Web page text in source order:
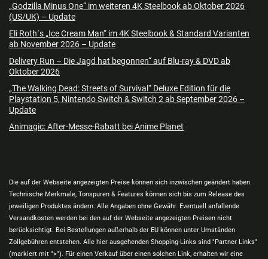
„Godzilla Minus One“ im weiteren 4K Steelbook ab Oktober 2026
(US/UK) – Update
Eli Roth´s „Ice Cream Man“ im 4K Steelbook & Standard Varianten
ab November 2026 – Update
Delivery Run – Die Jagd hat begonnen“ auf Blu-ray & DVD ab
Oktober 2026
„The Walking Dead: Streets of Survival“ Deluxe Edition für die
Playstation 5, Nintendo Switch & Switch 2 ab September 2026 –
Update
Animagic: After-Messe-Rabatt bei Anime Planet
Die auf der Webseite angezeigten Preise können sich inzwischen geändert haben.
Technische Merkmale, Tonspuren & Features können sich bis zum Release des
jeweiligen Produktes ändern. Alle Angaben ohne Gewähr. Eventuell anfallende
Versandkosten werden bei den auf der Webseite angezeigten Preisen nicht
berücksichtigt. Bei Bestellungen außerhalb der EU können unter Umständen
Zollgebühren entstehen. Alle hier ausgehenden Shopping-Links sind "Partner Links"
(markiert mit ">"). Für einen Verkauf über einen solchen Link, erhalten wir eine